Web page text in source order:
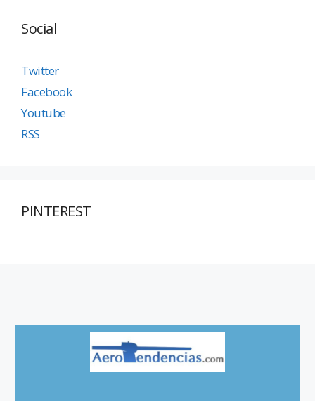
Social
Twitter
Facebook
Youtube
RSS
PINTEREST